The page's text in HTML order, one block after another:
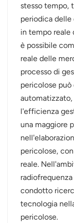
stesso tempo,
periodica
in tempo reale
è possibile
reale delle
processo di
pericolose
l'efficienza
una maggiore
pericolose,
reale.
condotto
tecnologia
pericolose.